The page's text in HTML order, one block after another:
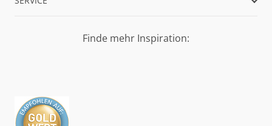
Finde mehr Inspiration: